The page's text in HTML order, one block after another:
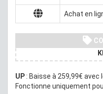
Achat en
UP : Baisse à 259,99€ avec
Fonctionne uniquement